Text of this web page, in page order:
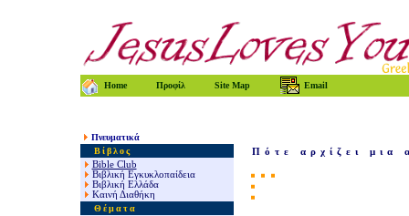
Home Προφίλ Site Map Email
Πνευματικά
Βίβλος
Bible Club
Βιβλική Εγκυκλοπαίδεια
Βιβλική Ελλάδα
Καινή Διαθήκη
Θέματα
Πότε αρχίζει μια